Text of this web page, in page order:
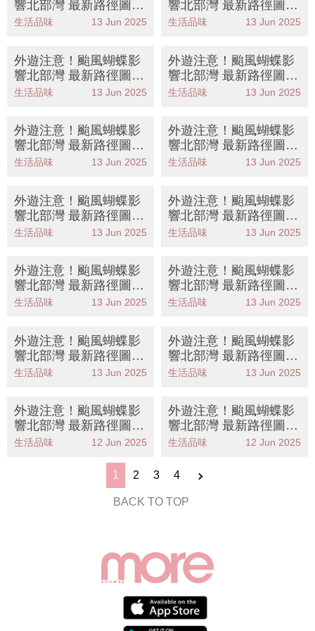
響北部灣 最新路徑圖/
航班資訊/旅遊保險一文
生活品味 13 Jun 2025
響北部灣 最新路徑圖/
航班資訊/旅遊保險一文
生活品味 13 Jun 2025
外遊注意！颱風蝴蝶影
響北部灣 最新路徑圖/
航班資訊/旅遊保險一文
生活品味 13 Jun 2025
外遊注意！颱風蝴蝶影
響北部灣 最新路徑圖/
航班資訊/旅遊保險一文
生活品味 13 Jun 2025
外遊注意！颱風蝴蝶影
響北部灣 最新路徑圖/
航班資訊/旅遊保險一文
生活品味 13 Jun 2025
外遊注意！颱風蝴蝶影
響北部灣 最新路徑圖/
航班資訊/旅遊保險一文
生活品味 13 Jun 2025
外遊注意！颱風蝴蝶影
響北部灣 最新路徑圖/
航班資訊/旅遊保險一文
生活品味 13 Jun 2025
外遊注意！颱風蝴蝶影
響北部灣 最新路徑圖/
航班資訊/旅遊保險一文
生活品味 13 Jun 2025
外遊注意！颱風蝴蝶影
響北部灣 最新路徑圖/
航班資訊/旅遊保險一文
生活品味 13 Jun 2025
外遊注意！颱風蝴蝶影
響北部灣 最新路徑圖/
航班資訊/旅遊保險一文
生活品味 13 Jun 2025
外遊注意！颱風蝴蝶影
響北部灣 最新路徑圖/
航班資訊/旅遊保險一文
生活品味 13 Jun 2025
外遊注意！颱風蝴蝶影
響北部灣 最新路徑圖/
航班資訊/旅遊保險一文
生活品味 13 Jun 2025
外遊注意！颱風蝴蝶影
響北部灣 最新路徑圖/
航班資訊/旅遊保險一文
生活品味 12 Jun 2025
外遊注意！颱風蝴蝶影
響北部灣 最新路徑圖/
航班資訊/旅遊保險一文
生活品味 12 Jun 2025
1 2 3 4
BACK TO TOP